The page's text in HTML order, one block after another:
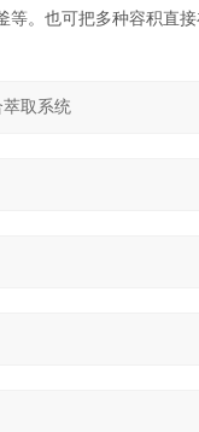
。也可把多种容积直